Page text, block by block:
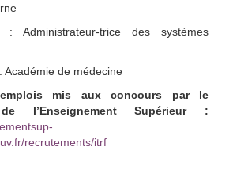
: Administrateur-trice des systèmes
: Académie de médecine
mis aux concours par le
l’Enseignement Supérieur :
recrutements/itrf